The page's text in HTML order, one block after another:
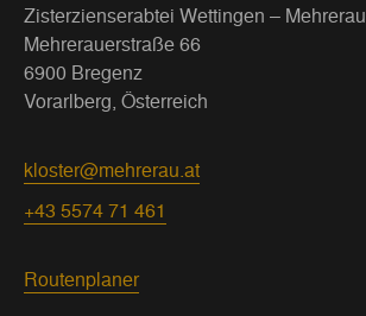
Zisterzienserabtei Wettingen – Mehrerau
Mehrerauerstraße 66
6900 Bregenz
Vorarlberg, Österreich
kloster@mehrerau.at
+43 5574 71 461
Routenplaner